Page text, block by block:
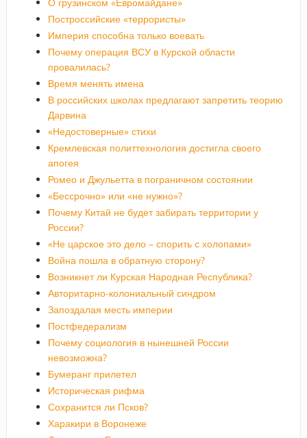
Построссийские «террористы»
Империя способна только воевать
Почему операция ВСУ в Курской области
провалилась?
Время менять имена
В российских школах предлагают запретить теорию
Дарвина
«Недостоверные» стихи
Кремлевская политтехнология достигла своего
апогея
Ромео и Джульетта в пограничном состоянии
«Бессрочно» или «не нужно»?
Почему Китай не будет забирать территории у
России?
«Не царское это дело – спорить с холопами»
Война пошла в обратную сторону?
Возникнет ли Курская Народная Республика?
Авторитарно-колониальный синдром
Запоздалая месть империи
Постфедерализм
Почему социология в нынешней России
невозможна?
Бумеранг прилетел
Историческая рифма
Сохранится ли Псков?
Харакири в Воронеже